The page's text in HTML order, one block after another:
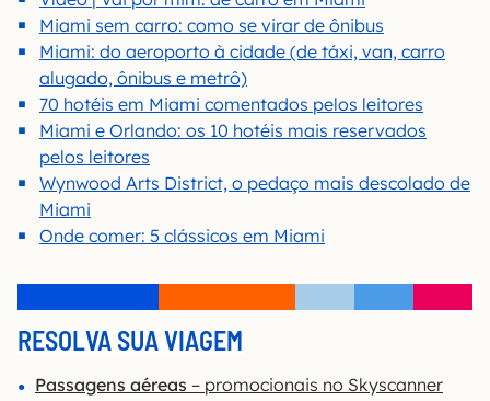
Miami sem carro: como se virar de ônibus
Miami: do aeroporto à cidade (de táxi, van, carro
alugado, ônibus e metrô)
70 hotéis em Miami comentados pelos leitores
Miami e Orlando: os 10 hotéis mais reservados
pelos leitores
Wynwood Arts District, o pedaço mais descolado de
Miami
Onde comer: 5 clássicos em Miami
RESOLVA SUA VIAGEM
Passagens aéreas – promocionais no Skyscanner